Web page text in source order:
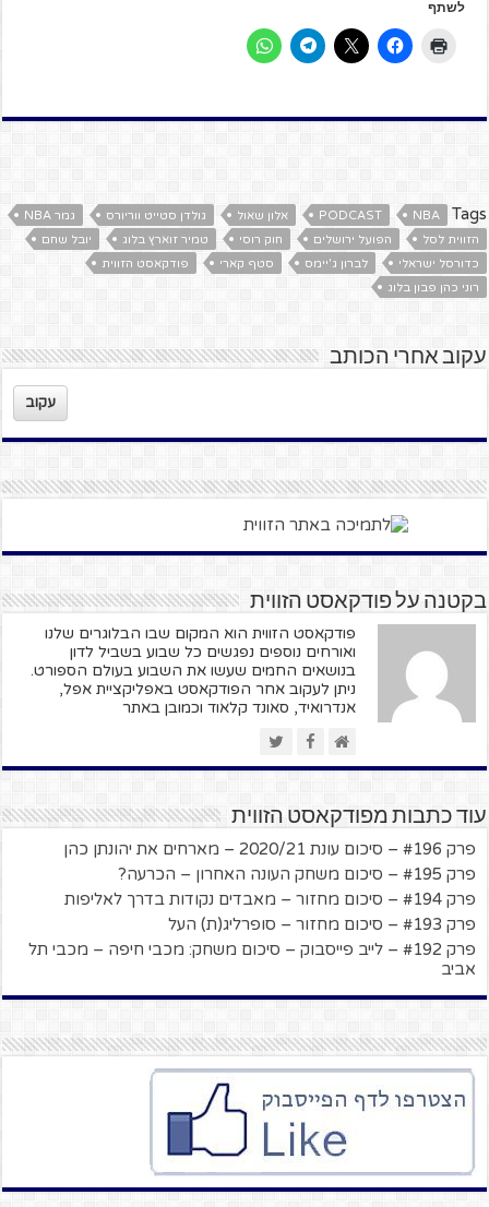
לשתף
Tags
NBA
PODCAST אלון שאול גולדן סטייט ווריורס
גמר NBA
הזווית לסל
הפועל ירושלים חוק רוסי טמיר זוארץ בלוג
יובל שחם
כדורסל ישראלי
לברון ג'יימס סטף קארי
פודקאסט הזווית
רוני כהן פבון בלוג
עקוב אחרי הכותב
עקוב
בקטנה על פודקאסט הזווית
פודקאסט הזווית הוא המקום שבו הבלוגרים שלנו
ואורחים נוספים נפגשים כל שבוע בשביל לדון
בנושאים החמים שעשו את השבוע בעולם הספורט.
ניתן לעקוב אחר הפודקאסט באפליקציית אפל,
אנדרואיד, סאונד קלאוד וכמובן באתר
עוד כתבות מפודקאסט הזווית
פרק #196 – סיכום עונת 2020/21 – מארחים את יהונתן כהן
פרק #195 – סיכום משחק העונה האחרון – הכרעה?
פרק #194 – סיכום מחזור – מאבדים נקודות בדרך לאליפות
פרק #193 – סיכום מחזור – סופרליג(ת) העל
פרק #192 – לייב פייסבוק – סיכום משחק: מכבי חיפה – מכבי תל
אביב